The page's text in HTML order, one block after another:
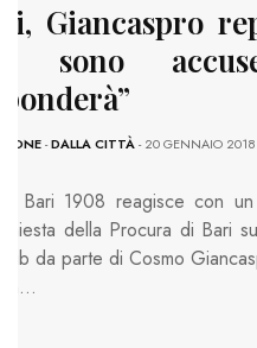
Giancaspro
sono
-DALLA CITTÀ- 20 GENNAIO 2018
Bari 1908 reagisce con un
della Procura di Bari
da parte di Cosmo